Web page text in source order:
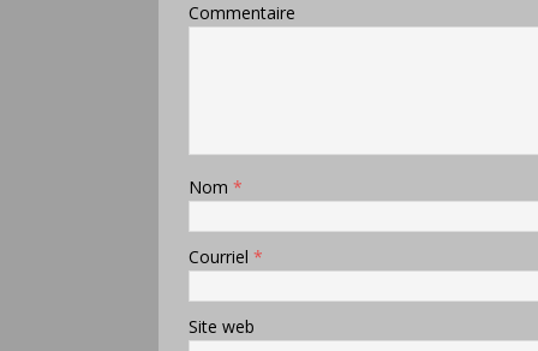
Commentaire
Nom *
Courriel *
Site web